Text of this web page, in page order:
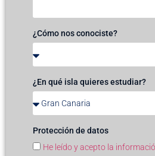
¿Cómo nos conociste?
¿En qué isla quieres estudiar?
Protección de datos
He leído y acepto la